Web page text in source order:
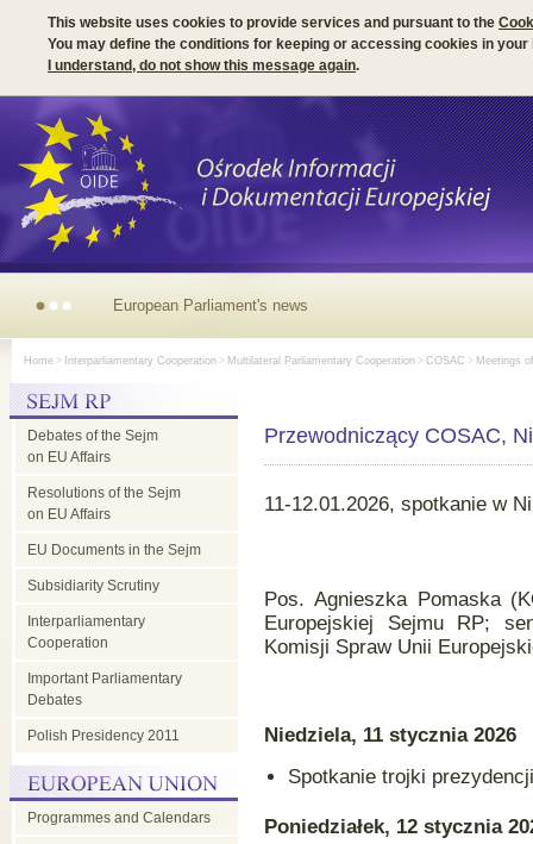
This website uses cookies to provide services and pursuant to the
You may define the conditions for keeping or accessing cookies in your
I understand, do not show this message again.
European
Parliament's
news
Home > Interparliamentary Cooperation > Multilateral Parliamentary Cooperation > COSAC > Meetings
Debates of the Sejm
on EU Affairs
Resolutions of the Sejm
on EU Affairs
EU Documents in the Sejm
Subsidiarity Scrutiny
Interparliamentary
Cooperation
Important Parliamentary
Debates
Polish Presidency 2011
Programmes and Calendars
Przewodniczący COSAC,
11-12.01.2026, spotkanie w
Pos. Agnieszka Pomaska
Europejskiej Sejmu RP;
Komisji Spraw Unii
Niedziela, 11 stycznia 2026
Spotkanie trojki
Poniedziałek, 12 stycznia